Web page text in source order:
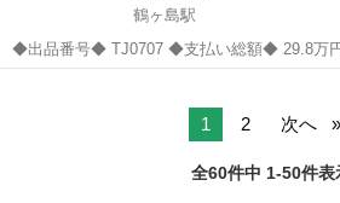
鶴ヶ島駅
◆出品番号◆ TJ0707 ◆支払い総額◆ 29.8万円 上記の金額は、消費
税、リサイクル券、今年度の自動車税等全て
1 2 次へ
全60件中 1-50件表